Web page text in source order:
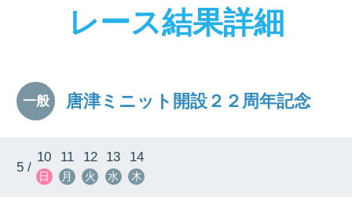
レース結果詳細
一般 唐津ミニット開設２２周年記念
5 /
10
日
11
月
12
火
13
水
14
木